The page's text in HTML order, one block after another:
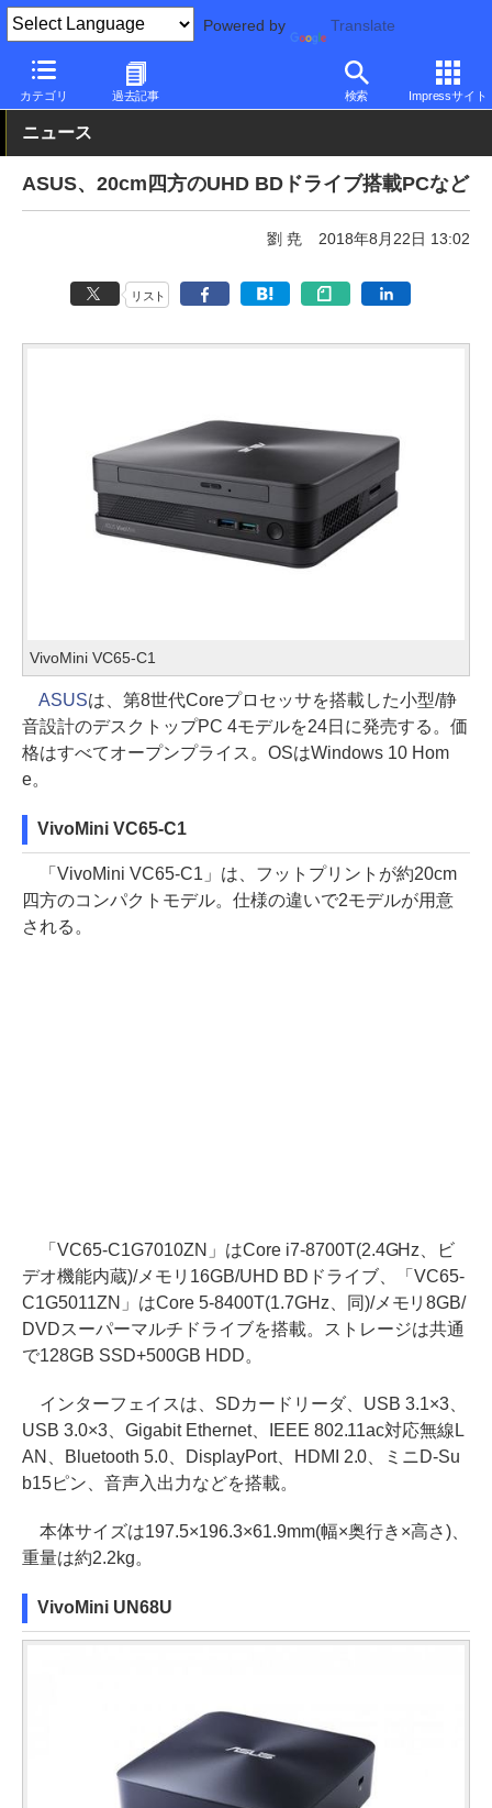
Powered by Translate
カテゴリ 過去記事 検索 Impressサイト
PC Watch パソコン/タブレット/スマートフォン NUC/小型パソコ
ニュース
ASUS、20cm四方のUHD BDドライブ搭載PCなど
劉 尭 2018年8月22日 13:02
リスト
VivoMini VC65-C1
ASUSは、第8世代Coreプロセッサを搭載した小型/静
音設計のデスクトップPC 4モデルを24日に発売する。価
格はすべてオープンプライス。OSはWindows 10 Hom
e。
VivoMini VC65-C1
「VivoMini VC65-C1」は、フットプリントが約20cm
四方のコンパクトモデル。仕様の違いで2モデルが用意
される。
「VC65-C1G7010ZN」はCore i7-8700T(2.4GHz、ビ
デオ機能内蔵)/メモリ16GB/UHD BDドライブ、「VC65-
C1G5011ZN」はCore 5-8400T(1.7GHz、同)/メモリ8GB/
DVDスーパーマルチドライブを搭載。ストレージは共通
で128GB SSD+500GB HDD。
インターフェイスは、SDカードリーダ、USB 3.1×3、
USB 3.0×3、Gigabit Ethernet、IEEE 802.11ac対応無線L
AN、Bluetooth 5.0、DisplayPort、HDMI 2.0、ミニD-Su
b15ピン、音声入出力などを搭載。
本体サイズは197.5×196.3×61.9mm(幅×奥行き×高さ)、
重量は約2.2kg。
VivoMini UN68U